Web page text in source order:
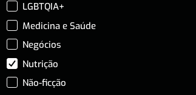
LGBTQIA+
Medicina e Saúde
Negócios
Nutrição
Não-ficção